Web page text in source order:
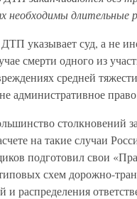
необходимы длительные
указывает суд, а не
смерти одного из
средней
административное
столкновений
на такие случаи
подготовил свои
схем дорожно-
и распределения